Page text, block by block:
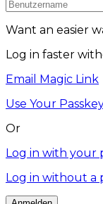
Want an easier
Log in faster
Email Magic Link
Use Your
Or
Log in with your
Log in without a